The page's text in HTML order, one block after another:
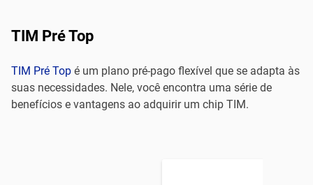
TIM Pré Top
TIM Pré Top é um plano pré-pago flexível que se adapta às
suas necessidades. Nele, você encontra uma série de
benefícios e vantagens ao adquirir um chip TIM.